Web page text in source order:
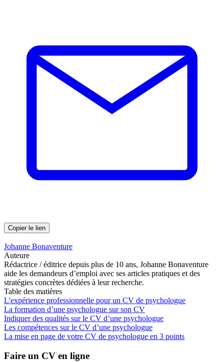
Copier le lien
Johanne Bonaventure
Auteure
Rédactrice / éditrice depuis plus de 10 ans, Johanne Bonaventure
aide les demandeurs d’emploi avec ses articles pratiques et des
stratégies concrètes dédiées à leur recherche.
Table des matières
L'expérience professionnelle pour un CV de psychologue
La formation d’une psychologue sur son CV
Indiquer des qualités sur le CV d’une psychologue
Les compétences sur le CV d’une psychologue
La mise en page de votre CV de psychologue en 3 points
Faire un CV en ligne